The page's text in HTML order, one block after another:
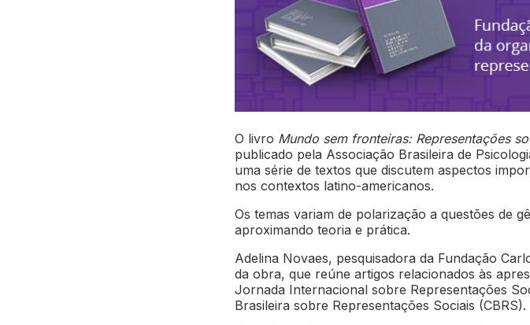
O livro Mundo sem fronteiras: Representações
publicado pela Associação Brasileira de
uma série de textos que discutem aspectos
nos contextos latino-americanos.
Os temas variam de polarização a questões de
aproximando teoria e prática.
Adelina Novaes, pesquisadora da Fundação
da obra, que reúne artigos relacionados às
Jornada Internacional sobre Representações
Brasileira sobre Representações Sociais (CBRS).